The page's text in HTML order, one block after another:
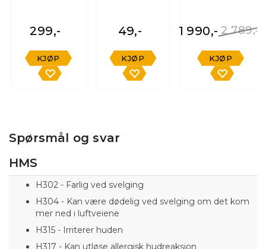
299,-
KJØP
49,-
KJØP
2 789,-
1 990,-
KJØP
Spørsmål og svar
HMS
H302 - Farlig ved svelging
H304 - Kan være dødelig ved svelging om det kom
mer ned i luftveiene
H315 - Irriterer huden
H317 - Kan utløse allergisk hudreaksjon